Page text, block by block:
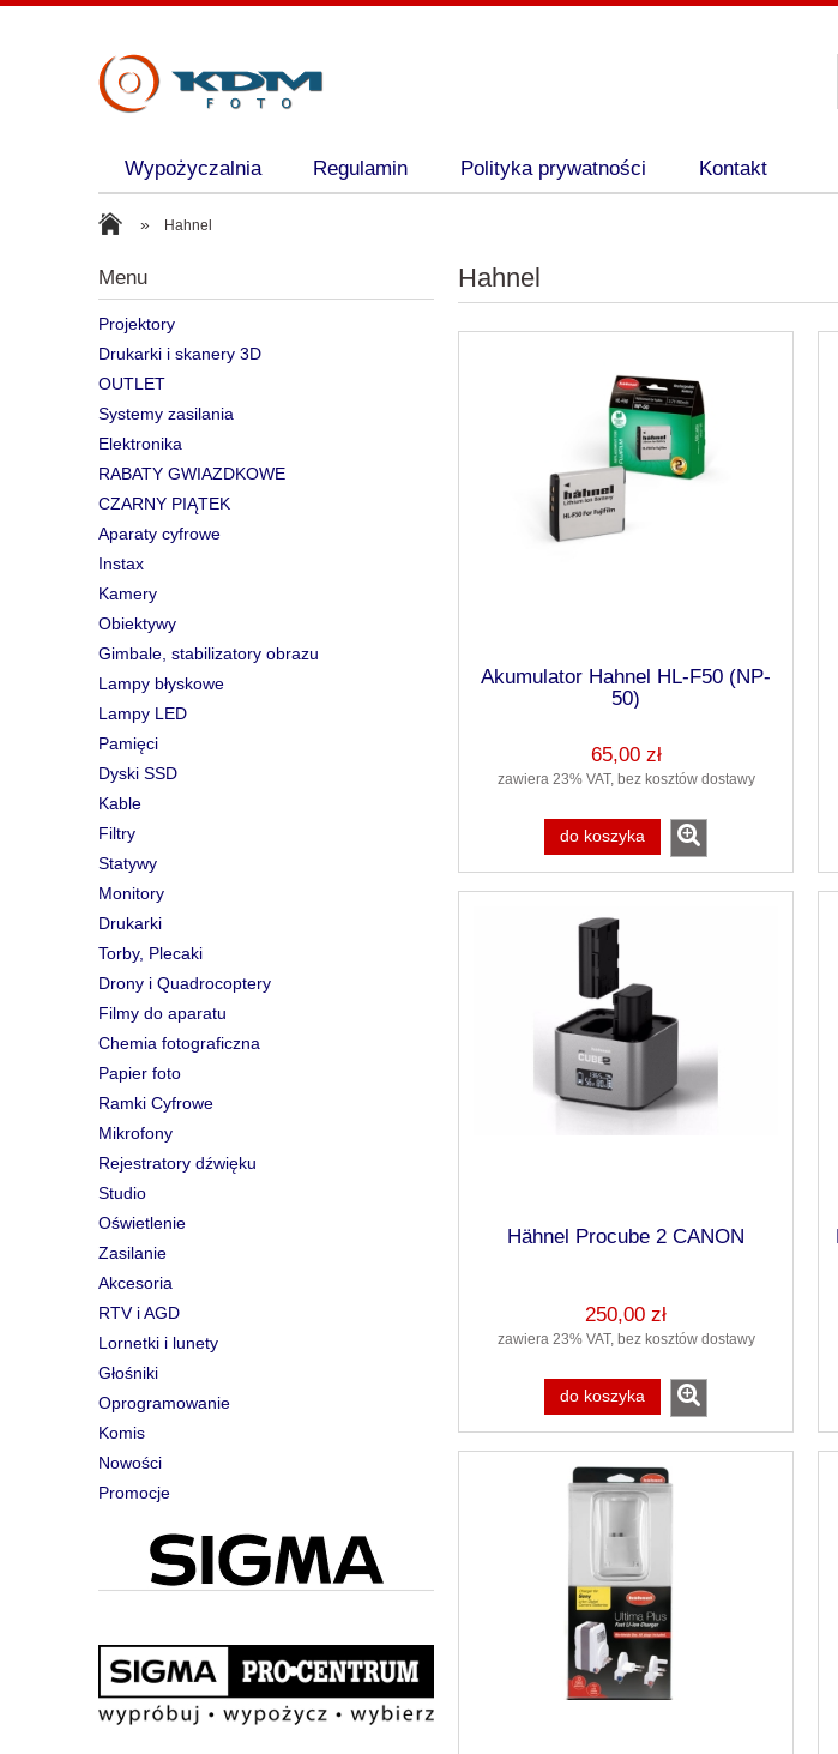
Wypożyczalnia Regulamin Polityka prywatności Kontakt
» Hahnel
Menu
Projektory
Drukarki i skanery 3D
OUTLET
Systemy zasilania
Elektronika
RABATY GWIAZDKOWE
CZARNY PIĄTEK
Aparaty cyfrowe
Instax
Kamery
Obiektywy
Gimbale, stabilizatory obrazu
Lampy błyskowe
Lampy LED
Pamięci
Dyski SSD
Kable
Filtry
Statywy
Monitory
Drukarki
Torby, Plecaki
Drony i Quadrocoptery
Filmy do aparatu
Chemia fotograficzna
Papier foto
Ramki Cyfrowe
Mikrofony
Rejestratory dźwięku
Studio
Oświetlenie
Zasilanie
Akcesoria
RTV i AGD
Lornetki i lunety
Głośniki
Oprogramowanie
Komis
Nowości
Promocje
Hahnel
Akumulator Hahnel HL-F50 (NP-
50)
65,00 zł
zawiera 23% VAT, bez kosztów dostawy
do koszyka
Hähnel Procube 2 CANON
250,00 zł
zawiera 23% VAT, bez kosztów dostawy
do koszyka